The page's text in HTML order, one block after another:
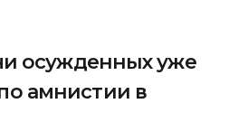
осужденных уже
амнистии в